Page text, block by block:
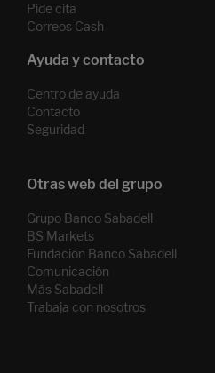
Pide cita
Correos Cash
Centro de ayuda
Contacto
Seguridad
Grupo Banco Sabadell
BS Markets
Fundación Banco Sabadell
Comunicación
Más Sabadell
Trabaja con nosotros